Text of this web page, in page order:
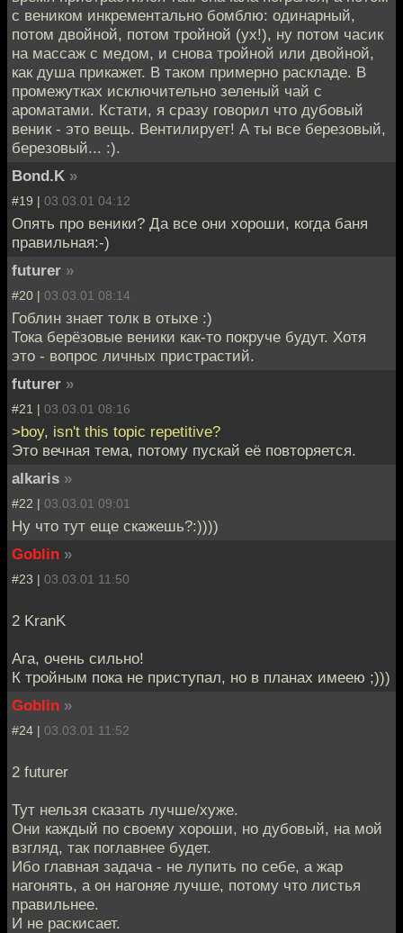
с веником инкрементально бомблю: одинарный,
потом двойной, потом тройной (ух!), ну потом часик
на массаж с медом, и снова тройной или двойной,
как душа прикажет. В таком примерно раскладе. В
промежутках исключительно зеленый чай с
ароматами. Кстати, я сразу говорил что дубовый
веник - это вещь. Вентилирует! А ты все березовый,
березовый... :).
Bond.K »
#19 | 03.03.01 04:12
Опять про веники? Да все они хороши, когда баня
правильная:-)
futurer »
#20 | 03.03.01 08:14
Гоблин знает толк в отыхе :)
Тока берёзовые веники как-то покруче будут. Хотя
это - вопрос личных пристрастий.
futurer »
#21 | 03.03.01 08:16
>boy, isn't this topic repetitive?
Это вечная тема, потому пускай её повторяется.
alkaris »
#22 | 03.03.01 09:01
Ну что тут еще скажешь?:))))
Goblin »
#23 | 03.03.01 11:50
2 KranK
Ага, очень сильно!
К тройным пока не приступал, но в планах имеею ;)))
Goblin »
#24 | 03.03.01 11:52
2 futurer
Тут нельзя сказать лучше/хуже.
Они каждый по своему хороши, но дубовый, на мой
взгляд, так поглавнее будет.
Ибо главная задача - не лупить по себе, а жар
нагонять, а он нагоняе лучше, потому что листья
правильнее.
И не раскисает.